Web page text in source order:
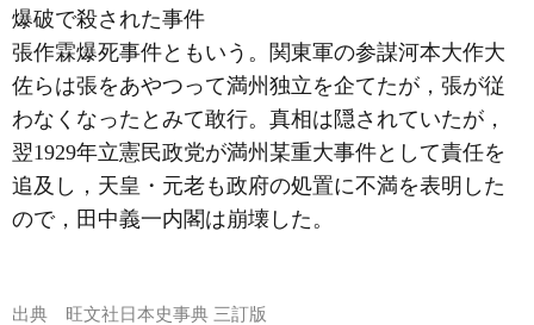
爆破で殺された事件
張作霖爆死事件ともいう。関東軍の参謀河本大作大
佐らは張をあやつって満州独立を企てたが，張が従
わなくなったとみて敢行。真相は隠されていたが，
翌1929年立憲民政党が満州某重大事件として責任を
追及し，天皇・元老も政府の処置に不満を表明した
ので，田中義一内閣は崩壊した。
出典 旺文社日本史事典 三訂版